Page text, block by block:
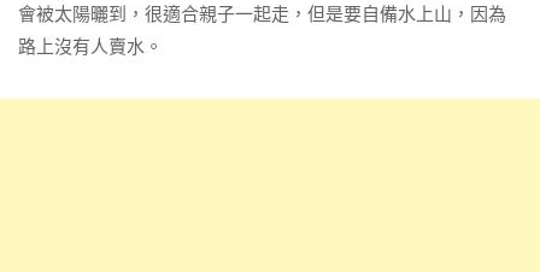
會被太陽曬到，很適合親子一起走，但是要自備水上山，因為
路上沒有人賣水。